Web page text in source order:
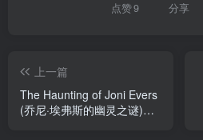
点赞9 分享
上一篇
The Haunting of Joni Evers
(乔尼·埃弗斯的幽灵之谜)